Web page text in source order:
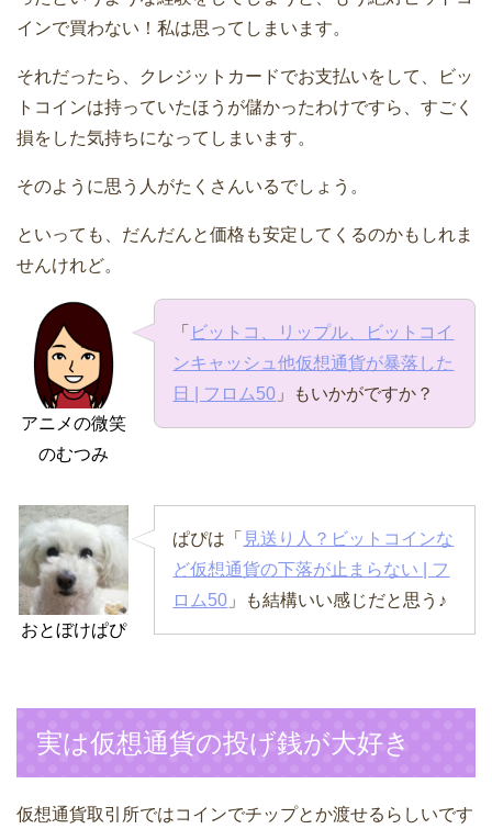
インで買わない！私は思ってしまいます。
それだったら、クレジットカードでお支払いをして、ビッ
トコインは持っていたほうが儲かったわけですら、すごく
損をした気持ちになってしまいます。
そのように思う人がたくさんいるでしょう。
といっても、だんだんと価格も安定してくるのかもしれま
せんけれど。
アニメの微笑
のむつみ
「 ビットコ、リップル、ビットコイ
ンキャッシュ他仮想通貨が暴落した
日 | フロム50 」もいかがですか？
おとぼけぱぴ
ぱぴは「 見送り人？ビットコインな
ど仮想通貨の下落が止まらない | フ
ロム50 」も結構いい感じだと思う♪
実は仮想通貨の投げ銭が大好き
仮想通貨取引所ではコインでチップとか渡せるらしいです